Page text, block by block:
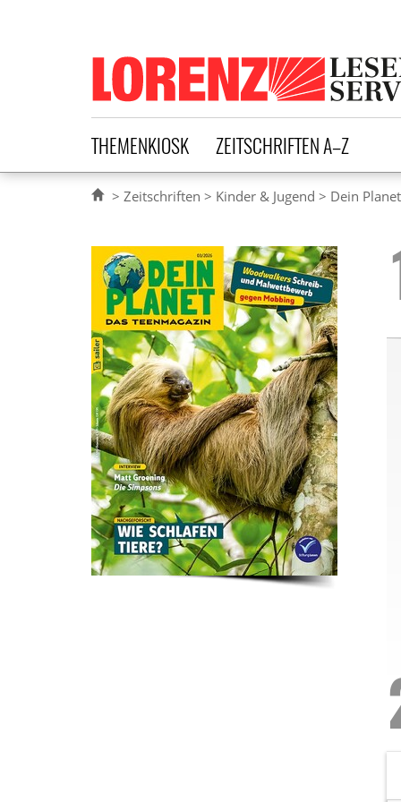
Lorenz Leserservice
THEMENKIOSK ZEITSCHRIFTEN A–Z
Zeitschriften Kinder & Jugend Dein